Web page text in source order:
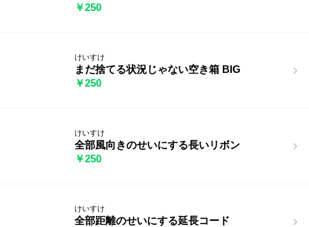
￥250
けいすけ
まだ捨てる状況じゃない空き箱 BIG
￥250
けいすけ
全部風向きのせいにする長いリボン
￥250
けいすけ
全部距離のせいにする延長コード